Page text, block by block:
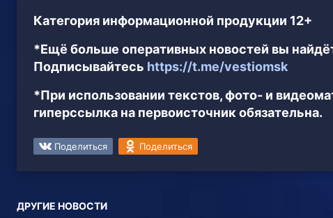
Категория информационной продукции 12+
*Ещё больше оперативных новостей вы
Подписывайтесь https://t.me/vestiomsk
*При использовании текстов, фото- и
гиперссылка на первоисточник обязательна.
Поделиться Поделиться
ДРУГИЕ НОВОСТИ